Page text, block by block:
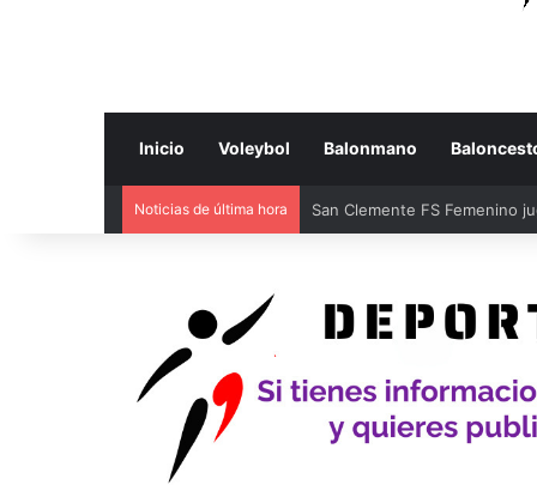
Inicio Voleybol Balonmano
Noticias de última hora Alba Redondo y Sheila